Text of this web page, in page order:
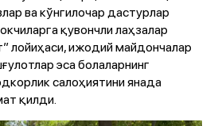
ва кўнгилочар дастурлар
қувончли лаҳзалар
лойиҳаси, ижодий майдончалар
эса болаларнинг
салоҳиятини янада
қилди.